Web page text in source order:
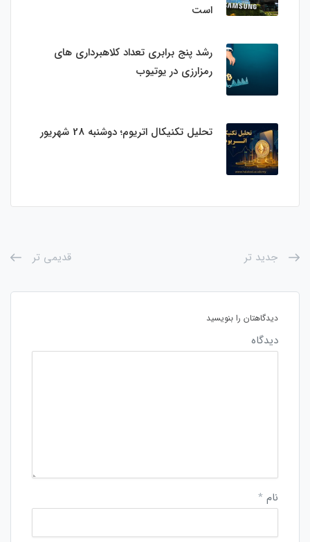
است
رشد پنج برابری تعداد کلاهبرداری های
رمزارزی در یوتیوب
تحلیل تکنیکال اتریوم؛ دوشنبه 28 شهریور
جدید تر قدیمی تر
دیدگاهتان را بنویسید
دیدگاه
نام *